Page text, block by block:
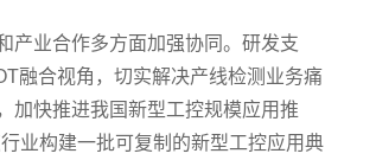
产业合作多方面加强协同。研发支
融合视角，切实解决产线检测业务痛
加快推进我国新型工控规模应用推
业构建一批可复制的新型工控应用典